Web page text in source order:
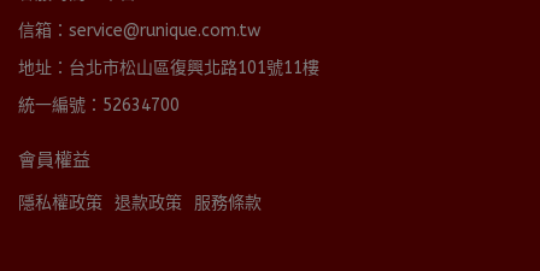
信箱：service@runique.com.tw
地址：台北市松山區復興北路101號11樓
統一編號：52634700
會員權益
隱私權政策 退款政策 服務條款